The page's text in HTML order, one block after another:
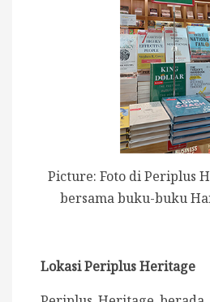
Picture: Foto di Periplus
bersama buku-buku
Lokasi Periplus Heritage